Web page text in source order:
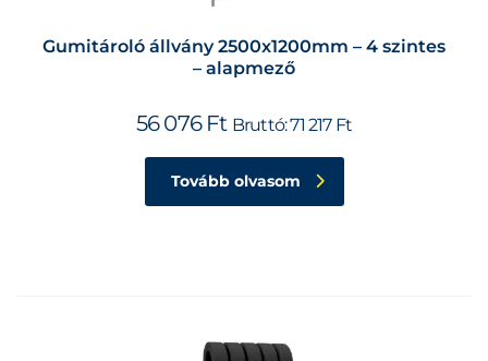
Gumitároló állvány 2500x1200mm – 4 szintes
– alapmező
56 076 Ft Bruttó:71 217 Ft
Tovább olvasom